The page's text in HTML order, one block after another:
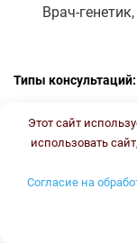
Врач-
Типы консультаций:
письменная
письменная
Стоимость
ПН,
Этот сайт
использовать
Согласие на